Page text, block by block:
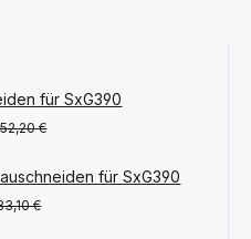
für SxG390
€
für SxG390
€